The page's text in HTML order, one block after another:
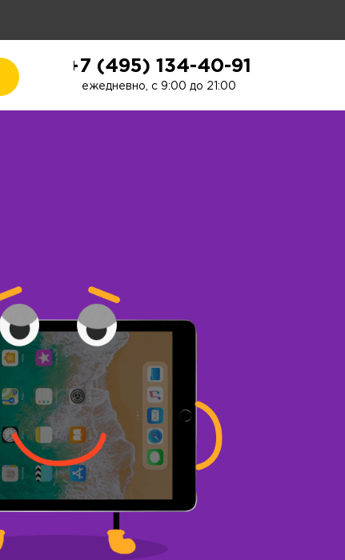
+7 (495) 134-40-91
ежедневно, с 9:00 до 21:00